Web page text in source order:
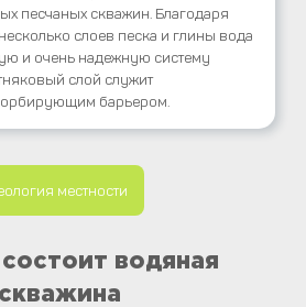
песчаных скважин. Благодаря
слоев песка и глины вода
и очень надежную систему
слой служит
барьером.
местности
состоит водяная
скважина